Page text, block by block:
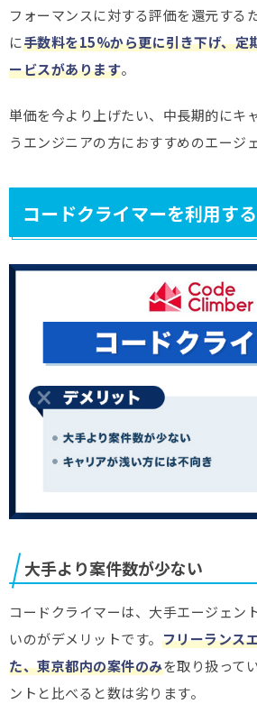
フォーマンスに対する評価を還元する
に手数料を15%から更に引き下げ、定
ービスがあります。
単価を今より上げたい、中長期的にキ
うエンジニアの方におすすめのエージ
コードクライマーを利用す
大手より案件数が少ない
コードクライマーは、大手エージェン
いのがデメリットです。 フリーランス
た、東京都内の案件のみを取り扱って
ントと比べると数は劣ります。